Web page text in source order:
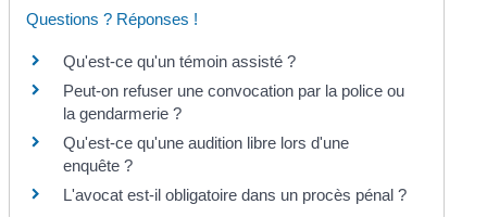
Questions ? Réponses !
Qu'est-ce qu'un témoin assisté ?
Peut-on refuser une convocation par la police ou
la gendarmerie ?
Qu'est-ce qu'une audition libre lors d'une
enquête ?
L'avocat est-il obligatoire dans un procès pénal ?